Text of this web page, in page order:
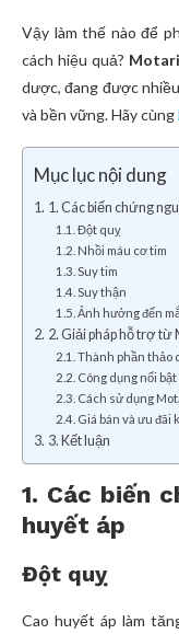
Vậy làm thế nào để
cách hiệu quả?
dược, đang được
và bền vững. Hãy cùng
Mục lục nội dung
1. Các biến chứng
Đột quỵ
Nhồi máu cơ tim
Suy tim
Suy thận
Ảnh hưởng đến
2. Giải pháp hỗ trợ từ
Thành phần thảo
Công dụng nổi
Cách sử dụng
Giá bán và ưu đãi
3. Kết luận
1. Các biến
huyết áp
Đột quỵ
Cao huyết áp làm